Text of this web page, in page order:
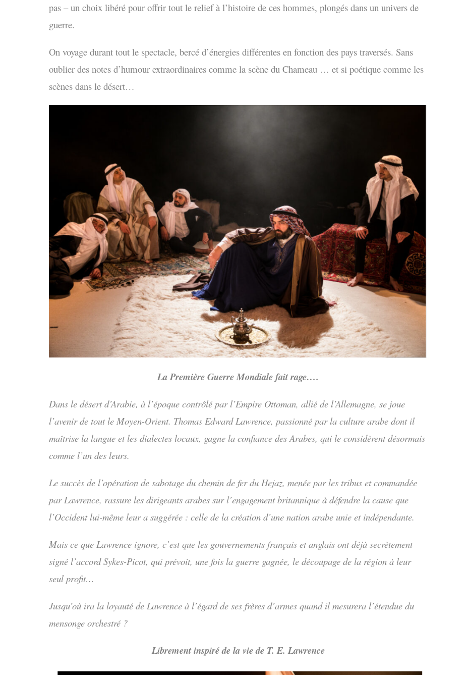
pas – un choix libéré pour offrir tout le relief à l’histoire de ces hommes, plongés dans un univers de
guerre.
On voyage durant tout le spectacle, bercé d’énergies différentes en fonction des pays traversés. Sans
oublier des notes d’humour extraordinaires comme la scène du Chameau … et si poétique comme les
scènes dans le désert…
La Première Guerre Mondiale fait rage….
Dans le désert d’Arabie, à l’époque contrôlé par l’Empire Ottoman, allié de l’Allemagne, se joue
l’avenir de tout le Moyen-Orient. Thomas Edward Lawrence, passionné par la culture arabe dont il
maîtrise la langue et les dialectes locaux, gagne la confiance des Arabes, qui le considèrent désormais
comme l’un des leurs.
Le succès de l’opération de sabotage du chemin de fer du Hejaz, menée par les tribus et commandée
par Lawrence, rassure les dirigeants arabes sur l’engagement britannique à défendre la cause que
l’Occident lui-même leur a suggérée : celle de la création d’une nation arabe unie et indépendante.
Mais ce que Lawrence ignore, c’est que les gouvernements français et anglais ont déjà secrètement
signé l’accord Sykes-Picot, qui prévoit, une fois la guerre gagnée, le découpage de la région à leur
seul profit…
Jusqu’où ira la loyauté de Lawrence à l’égard de ses frères d’armes quand il mesurera l’étendue du
mensonge orchestré ?
Librement inspiré de la vie de T. E. Lawrence